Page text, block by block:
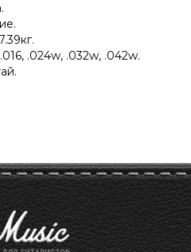
.024w, .032w, .042w.